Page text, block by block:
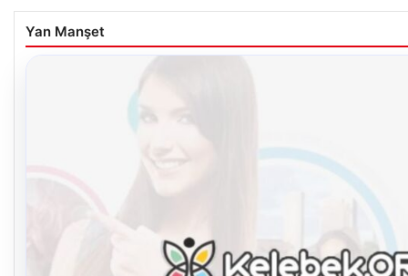
Yan Manşet